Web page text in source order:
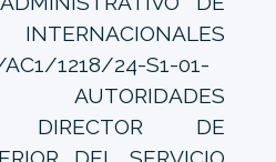
1218/24-S1-01-
DIRECTOR DE